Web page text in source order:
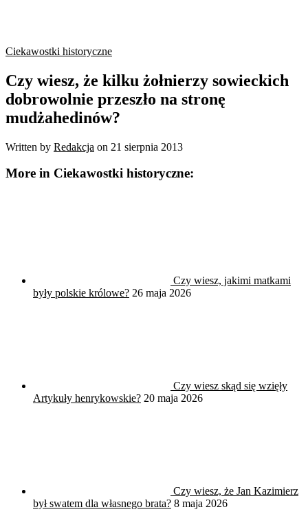
Ciekawostki historyczne
Czy wiesz, że kilku żołnierzy sowieckich
dobrowolnie przeszło na stronę
mudżahedinów?
Written by Redakcja on 21 sierpnia 2013
More in Ciekawostki historyczne:
Czy wiesz, jakimi matkami
były polskie królowe? 26 maja 2026
Czy wiesz skąd się wzięły
Artykuły henrykowskie? 20 maja 2026
Czy wiesz, że Jan Kazimierz
był swatem dla własnego brata? 8 maja 2026